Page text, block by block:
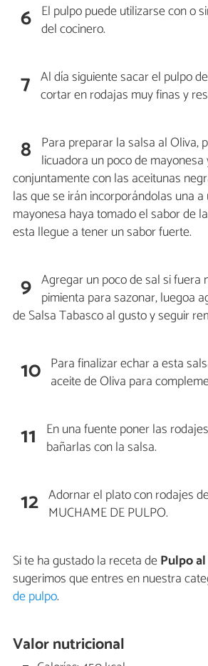
6 El pulpo puede utilizarse con o
del cocinero.
7 Al día siguiente sacar el pulpo
cortar en rodajas muy finas y
8 Para preparar la salsa al Oliva,
licuadora un poco de
conjuntamente con las aceitunas
las que se irán incorporándolas una
mayonesa haya tomado el sabor de
esta llegue a tener un sabor fuerte.
9 Agregar un poco de sal si fuera
pimienta para sazonar, luegoa
de Salsa Tabasco al gusto y seguir
10 Para finalizar echar a esta
aceite de Oliva para
11 En una fuente poner las
bañarlas con la salsa.
12 Adornar el plato con rodajes
MUCHAME DE PULPO.
Si te ha gustado la receta dePulpo
sugerimos que entres en nuestra
de pulpo.
Valor nutricional